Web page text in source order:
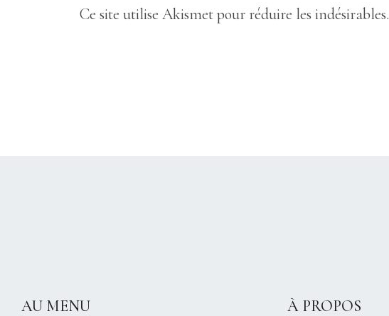
Ce site utilise Akismet pour réduire les indésirables.
AU MENU À PROPOS